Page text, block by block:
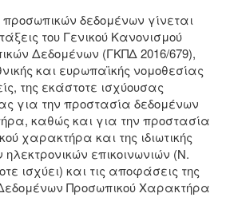
δεδομένων γίνεται
του Γενικού Κανονισμού
Δεδομένων (ΓΚΠΔ 2016/679),
και ευρωπαϊκής νομοθεσίας
της εκάστοτε ισχύουσας
για την προστασία δεδομένων
καθώς και για την προστασία
χαρακτήρα και της ιδιωτικής
επικοινωνιών (Ν.
ισχύει) και τις αποφάσεις της
Προσωπικού Χαρακτήρα